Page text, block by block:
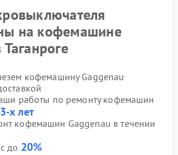
на кофемашине
кофемашину Gaggenau
работы по ремонту кофемашин
х лет
кофемашин Gaggenau в течении
до 20%